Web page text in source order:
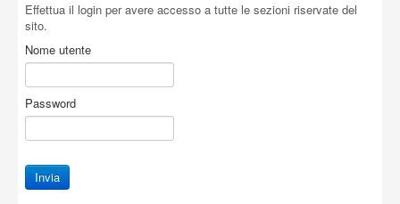
Effettua il login per avere accesso a tutte le sezioni riservate del
sito.
Nome utente
Password